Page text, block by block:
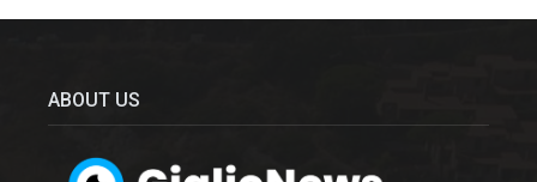
ABOUT US